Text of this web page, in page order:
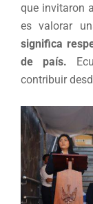
que invitaron
es valorar
significa
de país.
contribuir